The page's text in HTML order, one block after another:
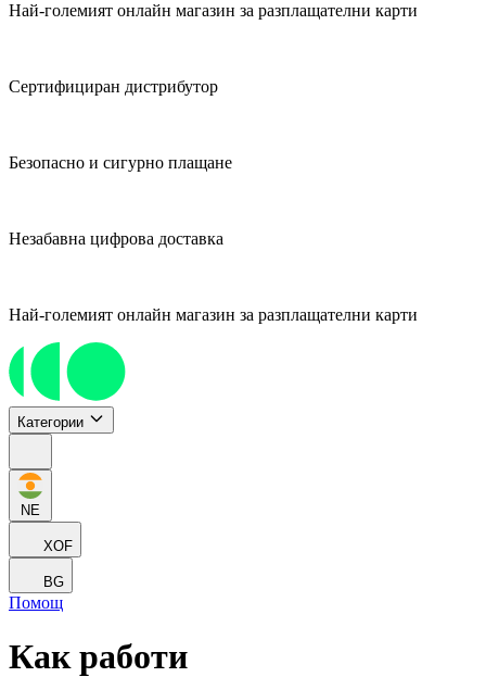
Най-големият онлайн магазин за разплащателни карти
Сертифициран дистрибутор
Безопасно и сигурно плащане
Незабавна цифрова доставка
Най-големият онлайн магазин за разплащателни карти
Категории
NE
XOF
BG
Помощ
Как работи